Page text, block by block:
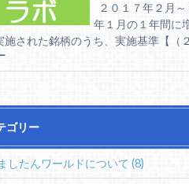
２０１７年２月～
年１月の１年間に
施された銘柄のうち、実施基準【（
ゴリー
したんワールドについて(8)